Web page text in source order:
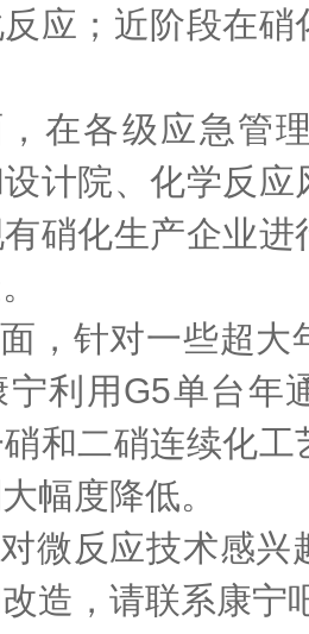
应；近阶段在
在各级应急管
计院、化学反
硝化生产企业
，针对一些超大
利用 G5单台年
和二硝连续化
幅度降低。
微反应技术感兴
造，请联系康宁